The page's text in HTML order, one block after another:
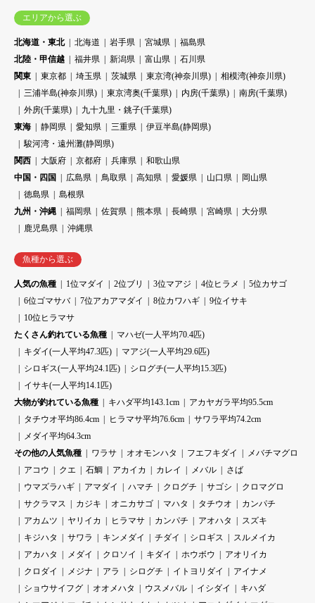
エリアから選ぶ
北海道・東北 北海道 岩手県 宮城県
福島県
北陸・甲信越
福井県 新潟県 富山県
石川県
関東
東京都 埼玉県 茨城県 東京湾(神奈川県)
相模湾(神奈川県)
三浦半島(神奈川県)
東京湾奥(千葉県) 内房(千葉県)
南房(千葉県)
外房(千葉県)
九十九里・銚子(千葉県)
東海
静岡県 愛知県 三重県
伊豆半島(静岡県)
駿河湾・遠州灘(静岡県)
関西
大阪府 京都府 兵庫県
和歌山県
中国・四国
広島県 鳥取県 高知県 愛媛県 山口県
岡山県
徳島県
島根県
九州・沖縄
福岡県 佐賀県 熊本県 長崎県 宮崎県
大分県
鹿児島県
沖縄県
魚種から選ぶ
人気の魚種 1位マダイ 2位ブリ 3位マアジ 4位ヒラメ
5位カサゴ
6位ゴマサバ
7位アカアマダイ 8位カワハギ
9位イサキ
10位ヒラマサ
たくさん釣れている魚種
マハゼ(一人平均70.4匹)
キダイ(一人平均47.3匹)
マアジ(一人平均29.6匹)
シロギス(一人平均24.1匹)
シログチ(一人平均15.3匹)
イサキ(一人平均14.1匹)
大物が釣れている魚種
キハダ平均143.1cm
アカヤガラ平均95.5cm
タチウオ平均86.4cm
ヒラマサ平均76.6cm
サワラ平均74.2cm
メダイ平均64.3cm
その他の人気魚種
ワラサ オオモンハタ フエフキダイ
メバチマグロ
アコウ
クエ 石鯛 アカイカ カレイ メバル
さば
ウマズラハギ
アマダイ ハマチ クログチ サゴシ
クロマグロ
サクラマス
カジキ オニカサゴ マハタ タチウオ
カンパチ
アカムツ
ヤリイカ ヒラマサ カンパチ アオハタ
スズキ
キジハタ
サワラ キンメダイ チダイ シロギス
スルメイカ
アカハタ
メダイ クロソイ キダイ ホウボウ
アオリイカ
クロダイ
メジナ アラ シログチ イトヨリダイ
アイナメ
ショウサイフグ
オオメハタ ウスメバル イシダイ
キハダ